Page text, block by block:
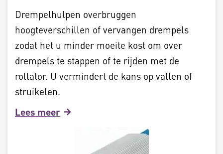
Drempelhulpen overbruggen
hoogteverschillen of vervangen drempels
zodat het u minder moeite kost om over
drempels te stappen of te rijden met de
rollator. U vermindert de kans op vallen of
struikelen.
Lees meer